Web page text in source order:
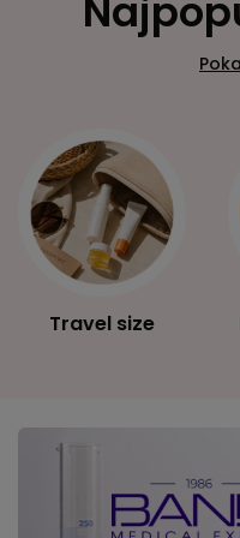
Travel size